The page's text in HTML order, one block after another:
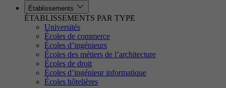
Établissements
ÉTABLISSEMENTS PAR TYPE
Universités
Écoles de commerce
Écoles d’ingénieurs
Écoles des métiers de l’architecture
Écoles de droit
Écoles d’ingénieur informatique
Écoles hôtelières